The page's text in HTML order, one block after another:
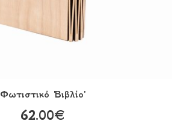
Φωτιστικό 'Bιβλίο'
62.00€